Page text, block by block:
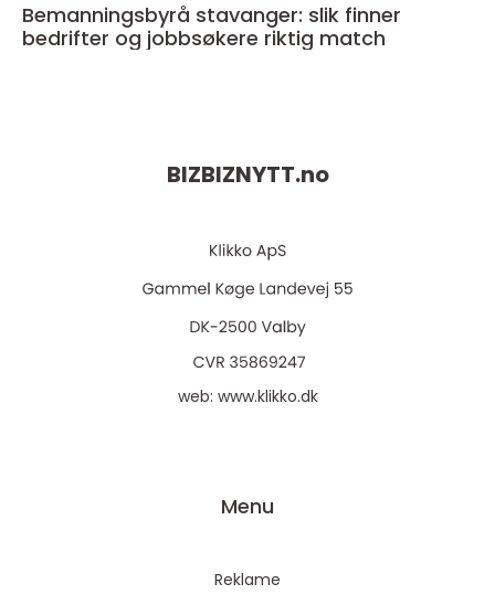
Bemanningsbyrå stavanger: slik finner
bedrifter og jobbsøkere riktig match
BIZBIZNYTT.no
web: www.klikko.dk
Menu
Reklame